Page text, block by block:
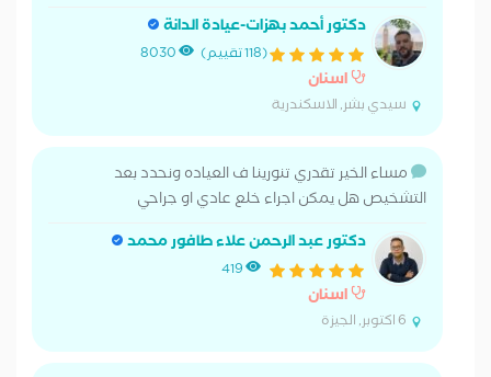
دكتور أحمد بهزات-عيادة الدانة
(118 تقييم) 8030
اسنان
سيدي بشر, الاسكندرية
مساء الخير تقدري تنورينا ف العياده ونحدد بعد
التشخيص هل يمكن اجراء خلع عادي او جراحي
دكتور عبد الرحمن علاء طافور محمد
419
اسنان
6 اكتوبر, الجيزة